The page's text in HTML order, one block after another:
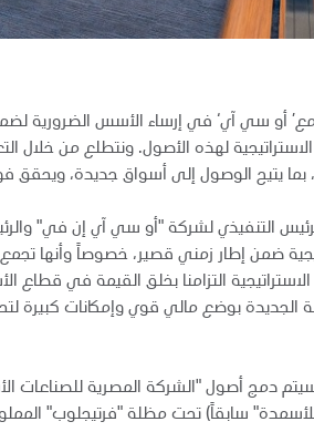
أو سي آي‘ في إرساء الأسس الضرورية
لهذه الأصول. ونتطلع من خلال
بما يتيح الوصول إلى أسواق جديدة، ويحقق
التنفيذي لشركة "أو سي آي إن في"
ضمن إطار زمني قصير، خصوصاً وأنها
الاستراتيجية التزامنا بخلق القيمة في
الجديدة بوضع مالي قوي وإمكانات كبيرة
دمج أصول "الشركة المصرية للصناعات
سابقاً) تحت مظلة "فرتيجلوب"